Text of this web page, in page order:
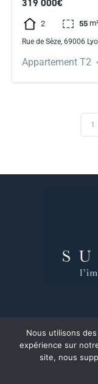
319 000€
2 55
Rue de Sèze, 69006
Appartement T2
1
34
Nous utilisons
expérience sur
site, nous